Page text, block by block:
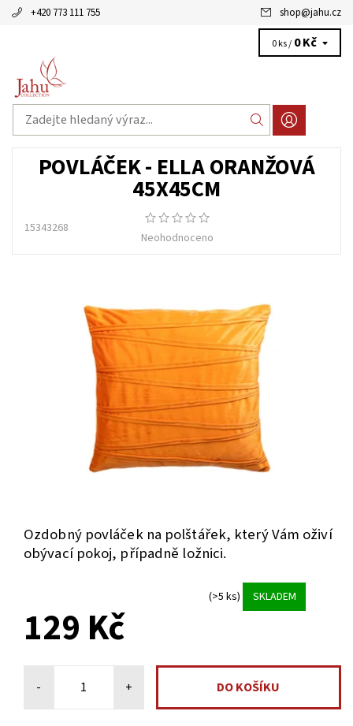
+420 773 111 755 shop@jahu.cz
0 ks / 0 Kč
POVLÁČEK - ELLA ORANŽOVÁ
45X45CM
15343268
Neohodnoceno
Ozdobný povláček na polštářek, který Vám oživí
obývací pokoj, případně ložnici.
(>5 ks) SKLADEM
129 Kč
- +